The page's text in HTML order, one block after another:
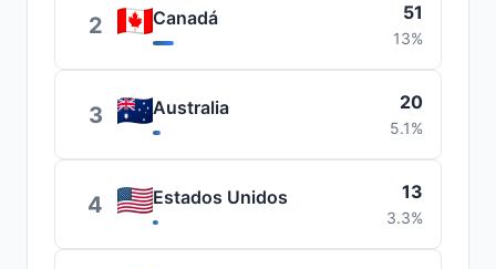
2 Canadá 51
13%
3 Australia 20
5.1%
4 Estados Unidos 13
3.3%